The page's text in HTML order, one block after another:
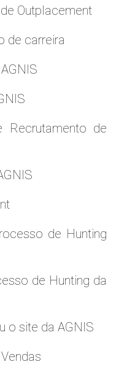
Outplacement
de carreira
de
de Hunting
de Hunting da
o site da AGNIS